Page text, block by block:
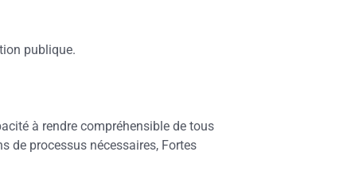
publique.
à rendre compréhensible de tous
de processus nécessaires, Fortes